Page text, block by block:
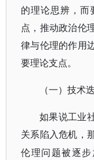
的理论思辨，而
点，推动政治伦
律与伦理的作用
要理论支点。
（一）技术
如果说工业
关系陷入危机，
伦理问题被逐